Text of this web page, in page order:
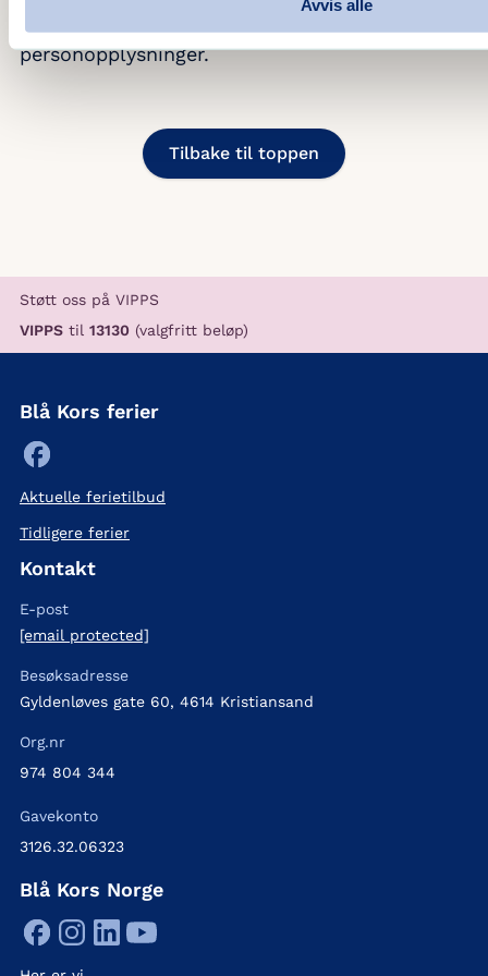
Avvis alle
personopplysninger.
Tilbake til toppen
Støtt oss på VIPPS
VIPPS til 13130 (valgfritt beløp)
Blå Kors ferier
Aktuelle ferietilbud
Tidligere ferier
Kontakt
E-post
[email protected]
Besøksadresse
Gyldenløves gate 60, 4614 Kristiansand
Org.nr
974 804 344
Gavekonto
3126.32.06323
Blå Kors Norge